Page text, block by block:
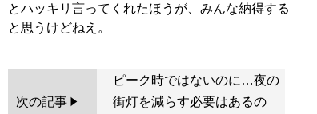
とハッキリ言ってくれたほうが、みんな納得する
次の記事
ピーク時ではないのに…夜の
街灯を減らす必要はあるの